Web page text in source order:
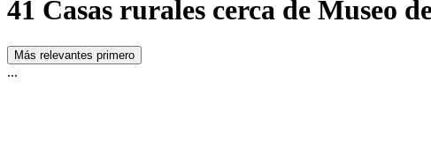
41 Casas rurales cerca de Museo
Más relevantes primero
...